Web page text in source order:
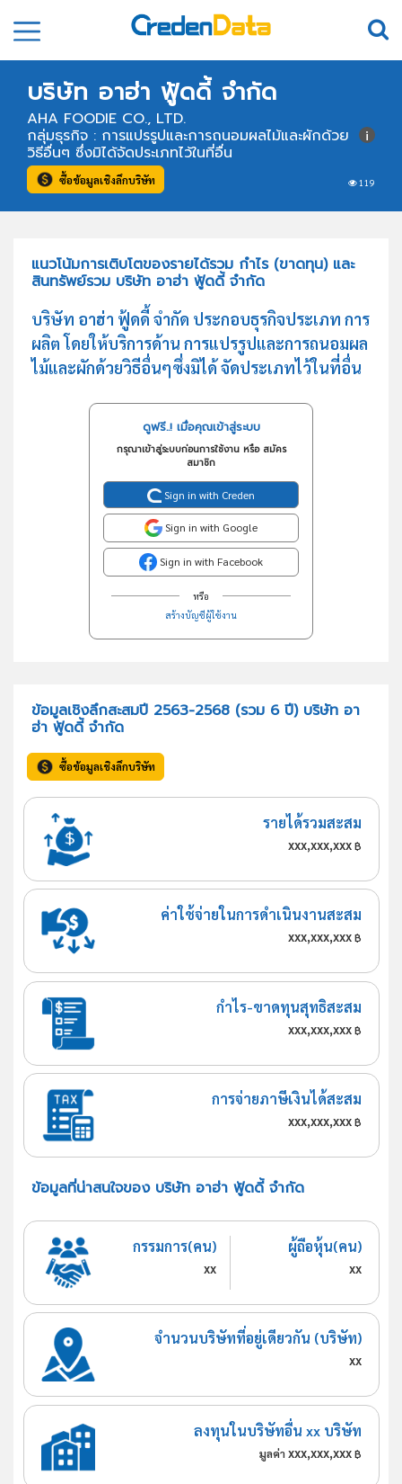
บริษัท อาฮ่า ฟู้ดดี้ จำกัด
AHA FOODIE CO., LTD.
119
กลุ่มธุรกิจ : การแปรรูปและการถนอมผลไม้และผักด้วย
วิธีอื่นๆ ซึ่งมิได้จัดประเภทไว้ในที่อื่น
ซื้อข้อมูลเชิงลึกบริษัท
แนวโน้มการเติบโตของรายได้รวม กำไร (ขาดทุน) และ
สินทรัพย์รวม บริษัท อาฮ่า ฟู้ดดี้ จำกัด
บริษัท อาฮ่า ฟู้ดดี้ จำกัด ประกอบธุรกิจประเภท การ
ผลิต โดยให้บริการด้าน การแปรรูปและการถนอมผล
ไม้และผักด้วยวิธีอื่นๆซึ่งมิได้ จัดประเภทไว้ในที่อื่น
ดูฟรี..! เมื่อคุณเข้าสู่ระบบ
กรุณาเข้าสู่ระบบก่อนการใช้งาน หรือ สมัคร
สมาชิก
Sign in with Creden
Sign in with Google
Sign in with Facebook
หรือ
สร้างบัญชีผู้ใช้งาน
ข้อมูลเชิงลึกสะสมปี 2563-2568 (รวม 6 ปี) บริษัท อา
ฮ่า ฟู้ดดี้ จำกัด
ซื้อข้อมูลเชิงลึกบริษัท
รายได้รวมสะสม
xxx,xxx,xxx฿
ค่าใช้จ่ายในการดำเนินงานสะสม
xxx,xxx,xxx฿
กำไร-ขาดทุนสุทธิสะสม
xxx,xxx,xxx฿
การจ่ายภาษีเงินได้สะสม
xxx,xxx,xxx฿
ข้อมูลที่น่าสนใจของ บริษัท อาฮ่า ฟู้ดดี้ จำกัด
กรรมการ(คน)
xx
ผู้ถือหุ้น(คน)
xx
จำนวนบริษัทที่อยู่เดียวกัน (บริษัท)
xx
ลงทุนในบริษัทอื่น xx บริษัท
มูลค่า xxx,xxx,xxx ฿